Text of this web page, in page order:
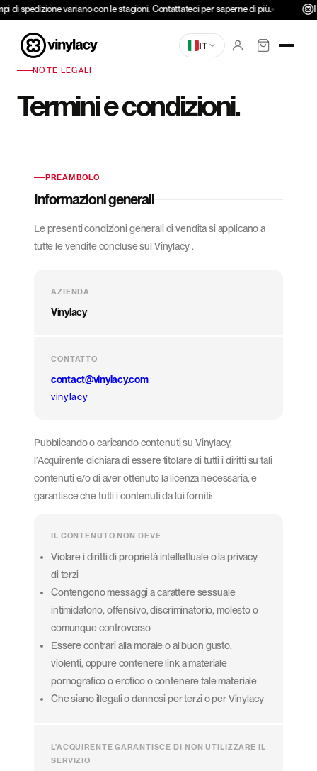
Vai al
contenuto
di spedizione variano con le stagioni. Contattateci per saperne di più. I
IT
NOTE LEGALI
Termini e condizioni.
PREAMBOLO
Informazioni generali
Le presenti condizioni generali di vendita si applicano a
tutte le vendite concluse sul Vinylacy .
AZIENDA
Vinylacy
CONTATTO
contact@vinylacy.com
vinylacy
Pubblicando o caricando contenuti su Vinylacy,
l’Acquirente dichiara di essere titolare di tutti i diritti su tali
contenuti e/o di aver ottenuto la licenza necessaria, e
garantisce che tutti i contenuti da lui forniti:
IL CONTENUTO NON DEVE
Violare i diritti di proprietà intellettuale o la privacy
di terzi
Contengono messaggi a carattere sessuale
intimidatorio, offensivo, discriminatorio, molesto o
comunque controverso
Essere contrari alla morale o al buon gusto,
violenti, oppure contenere link a materiale
pornografico o erotico o contenere tale materiale
Che siano illegali o dannosi per terzi o per Vinylacy
L'ACQUIRENTE GARANTISCE DI NON UTILIZZARE IL
SERVIZIO